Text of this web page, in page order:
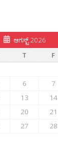
ಆಗಸ್ಟ್ 2026
T F
6 7
13 14
20 21
27 28